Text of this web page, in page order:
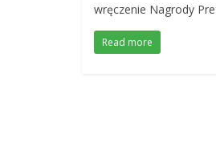
wręczenie Nagrody
Read more